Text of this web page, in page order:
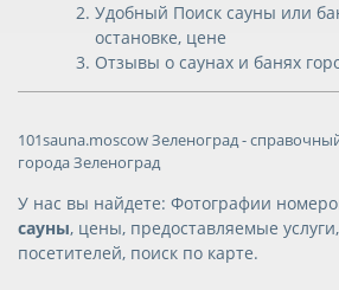
Удобный Поиск сауны или
остановке, цене
Отзывы о саунах и банях
101sauna.moscow Зеленоград -
города Зеленоград
У нас вы найдете: Фотографии
сауны, цены, предоставляемые
посетителей, поиск по карте.